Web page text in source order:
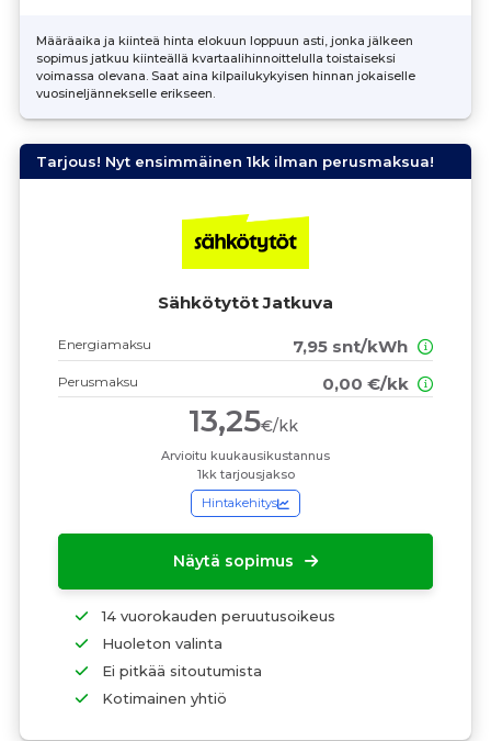
Määräaika ja kiinteä hinta elokuun loppuun asti, jonka jälkeen
sopimus jatkuu kiinteällä kvartaalihinnoittelulla toistaiseksi
voimassa olevana. Saat aina kilpailukykyisen hinnan jokaiselle
vuosineljännekselle erikseen.
Tarjous! Nyt ensimmäinen 1kk ilman perusmaksua!
Sähkötytöt Jatkuva
Energiamaksu 7,95 snt/kWh
Perusmaksu 0,00 €/kk
13,25€/kk
Arvioitu kuukausikustannus
1kk tarjousjakso
Hintakehitys
Näytä sopimus
14 vuorokauden peruutusoikeus
Huoleton valinta
Ei pitkää sitoutumista
Kotimainen yhtiö